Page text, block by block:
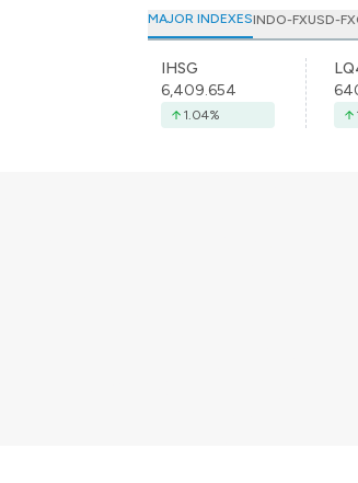
MAJOR INDEXESINDO-FXUSD-FX
IHSG
6,409.654
1.04%